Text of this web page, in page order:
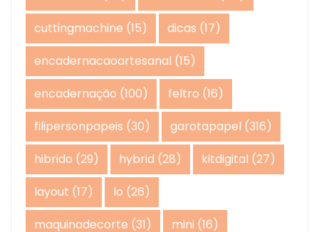
cuttingmachine (15) dicas (17)
encadernacaoartesanal (15)
encadernação (100) feltro (16)
filipersonpapeis (30) garotapapel (316)
hibrido (29) hybrid (28) kitdigital (27)
layout (17) lo (26)
maquinadecorte (31) mini (16)